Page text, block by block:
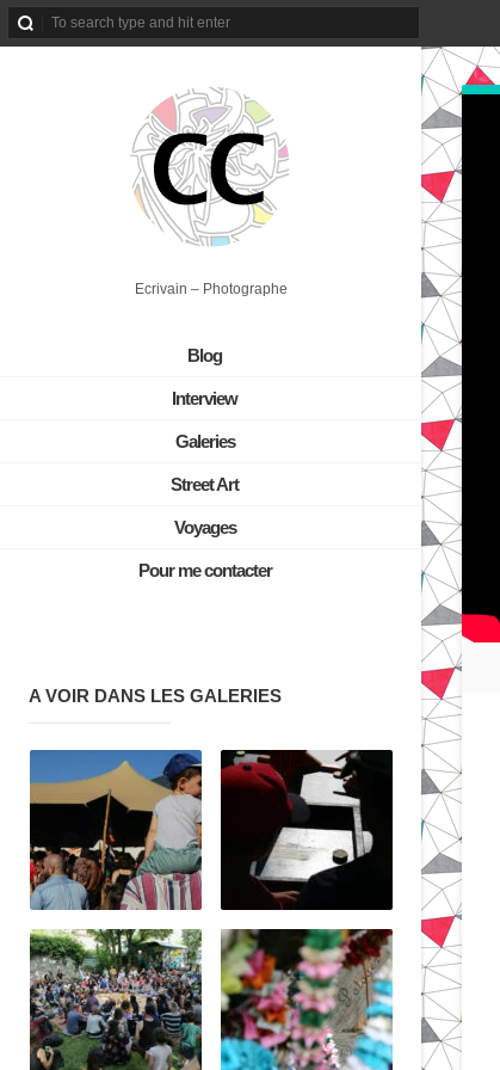
Ecrivain – Photographe
Blog
Interview
Galeries
Street Art
Voyages
Pour me contacter
A VOIR DANS LES GALERIES